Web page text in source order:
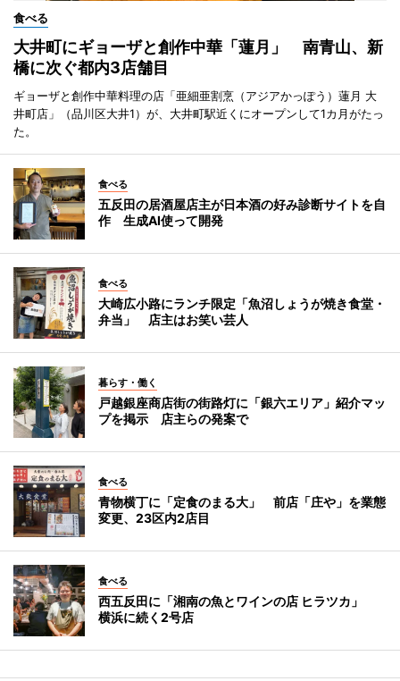
食べる
大井町にギョーザと創作中華「蓮月」 南青山、新
橋に次ぐ都内3店舗目
ギョーザと創作中華料理の店「亜細亜割烹（アジアかっぽう）蓮月 大
井町店」（品川区大井1）が、大井町駅近くにオープンして1カ月がたっ
た。
食べる
五反田の居酒屋店主が日本酒の好み診断サイトを自
作 生成AI使って開発
食べる
大崎広小路にランチ限定「魚沼しょうが焼き食堂・
弁当」 店主はお笑い芸人
暮らす・働く
戸越銀座商店街の街路灯に「銀六エリア」紹介マッ
プを掲示 店主らの発案で
食べる
青物横丁に「定食のまる大」 前店「庄や」を業態
変更、23区内2店目
食べる
西五反田に「湘南の魚とワインの店 ヒラツカ」
横浜に続く2号店